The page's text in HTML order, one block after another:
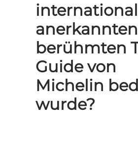
international
berühmten
Guide von
Michelin
wurde?